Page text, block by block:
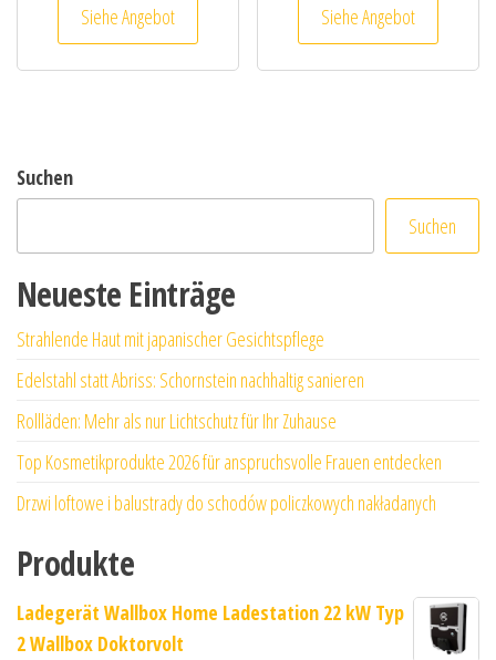
Siehe Angebot Siehe Angebot
Suchen
Suchen
Neueste Einträge
Strahlende Haut mit japanischer Gesichtspflege
Edelstahl statt Abriss: Schornstein nachhaltig sanieren
Rollläden: Mehr als nur Lichtschutz für Ihr Zuhause
Top Kosmetikprodukte 2026 für anspruchsvolle Frauen entdecken
Drzwi loftowe i balustrady do schodów policzkowych nakładanych
Produkte
Ladegerät Wallbox Home Ladestation 22 kW Typ
2 Wallbox Doktorvolt